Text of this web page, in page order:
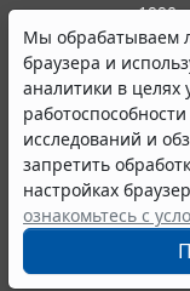
Мы обрабатываем
браузера и
аналитики в
исследований и
запретить
настройках
ознакомьтесь с
выпускается с
являются
информации ГАРАНТ.
Портал ГАРАНТ.РУ
издания
коммуникаций
июня 2014 года.
16+
Контакты